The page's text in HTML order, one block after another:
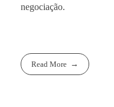
negociação.
Read More